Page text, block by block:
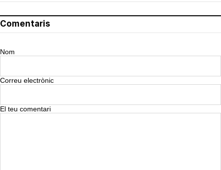
Comentaris
Nom
Correu electrònic
El teu comentari